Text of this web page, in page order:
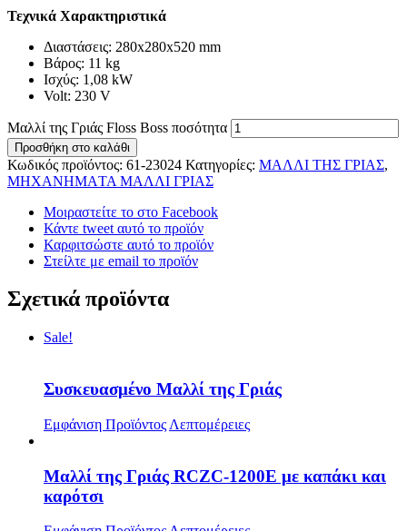
Τεχνικά Χαρακτηριστικά
Διαστάσεις: 280x280x520 mm
Βάρος: 11 kg
Ισχύς: 1,08 kW
Volt: 230 V
Μαλλί της Γριάς Floss Boss ποσότητα
Προσθήκη στο καλάθι
Κωδικός προϊόντος: 61-23024 Κατηγορίες: ΜΑΛΛΙ ΤΗΣ ΓΡΙΑΣ,
ΜΗΧΑΝΗΜAΤΑ ΜΑΛΛΙ ΓΡΙΑΣ
Μοιραστείτε το στο Facebook
Κάντε tweet αυτό το προϊόν
Καρφιτσώστε αυτό το προϊόν
Στείλτε με email το προϊόν
Σχετικά προϊόντα
Sale!
Συσκευασμένο Μαλλί της Γριάς
Εμφάνιση Προϊόντος Λεπτομέρειες
Μαλλί της Γριάς RCZC-1200E με καπάκι και
καρότσι